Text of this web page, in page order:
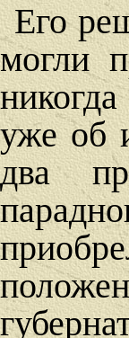
Его
могли
уже об
два